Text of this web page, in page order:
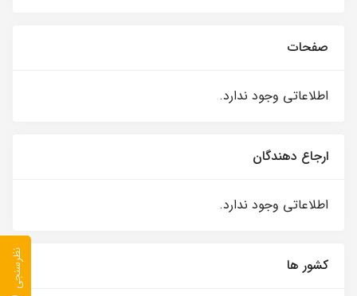
صفحات
اطلاعاتی وجود ندارد.
ارجاع دهندگان
اطلاعاتی وجود ندارد.
کشور ها نظرسنجی